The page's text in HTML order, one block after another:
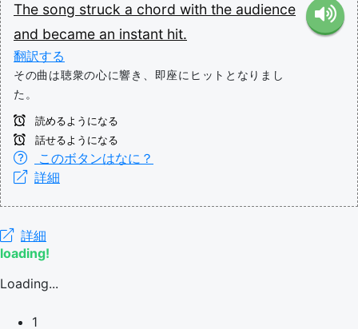
The song struck a chord with the audience
and became an instant hit.
翻訳する
その曲は聴衆の心に響き、即座にヒットとなりまし
た。
読めるようになる
話せるようになる
このボタンはなに？
詳細
詳細
loading!
Loading...
1